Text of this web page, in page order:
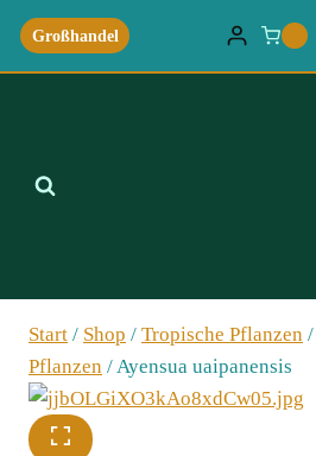
Zum
Inhalt
springen
Großhandel
Start / Shop / Tropische Pflanzen /
Pflanzen /Ayensua uaipanensis